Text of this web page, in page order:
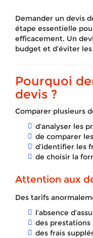
Demander un devis
étape essentielle
efficacement. Un
budget et d’éviter
Pourquoi
devis ?
Comparer plusieurs
d’analyser les
de comparer
d’identifier les
de choisir la
Attention aux
Des tarifs
l’absence
des prestations
des frais